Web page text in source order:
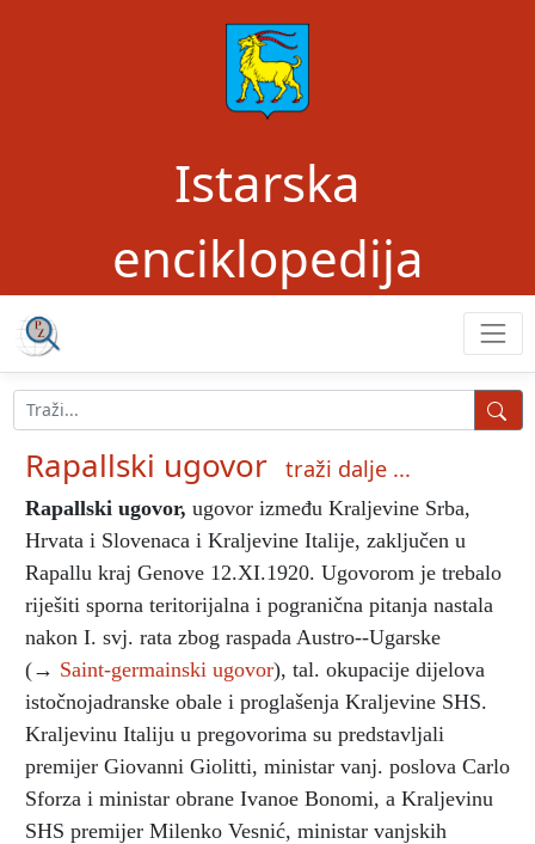
Istarska
enciklopedija
Rapallski ugovor traži dalje ...
Rapallski ugovor, ugovor između Kraljevine Srba,
Hrvata i Slovenaca i Kraljevine Italije, zaključen u
Rapallu kraj Genove 12.XI.1920. Ugovorom je trebalo
riješiti sporna teritorijalna i pogranična pitanja nastala
nakon I. svj. rata zbog raspada Austro--Ugarske
(→ Saint-germainski ugovor), tal. okupacije dijelova
istočnojadranske obale i proglašenja Kraljevine SHS.
Kraljevinu Italiju u pregovorima su predstavljali
premijer Giovanni Giolitti, ministar vanj. poslova Carlo
Sforza i ministar obrane Ivanoe Bonomi, a Kraljevinu
SHS premijer Milenko Vesnić, ministar vanjskih